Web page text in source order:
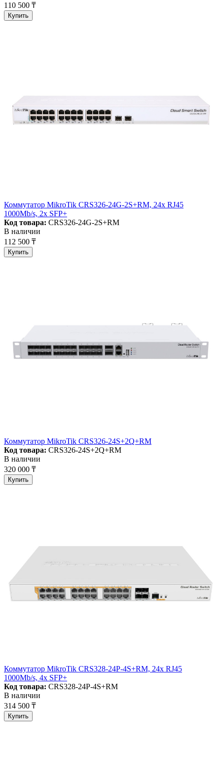
110 500 ₸
Купить
Коммутатор MikroTik CRS326-24G-2S+RM, 24x RJ45
1000Mb/s, 2x SFP+
Код товара: CRS326-24G-2S+RM
В наличии
112 500 ₸
Купить
Коммутатор MikroTik CRS326-24S+2Q+RM
Код товара: CRS326-24S+2Q+RM
В наличии
320 000 ₸
Купить
Коммутатор MikroTik CRS328-24P-4S+RM, 24x RJ45
1000Mb/s, 4x SFP+
Код товара: CRS328-24P-4S+RM
В наличии
314 500 ₸
Купить